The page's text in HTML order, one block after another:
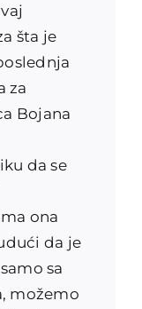
šta je
za
Bojana
da se
ona
da je
sa
možemo